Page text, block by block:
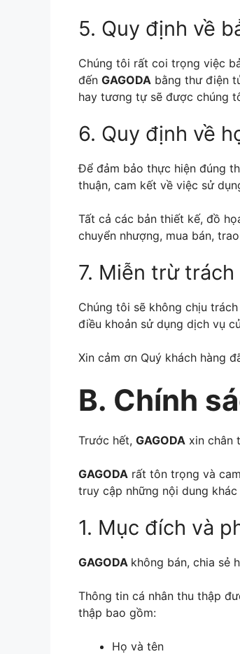
5. Quy định về
Chúng tôi rất coi trọng việc
đến GAGODA bằng thư điện
hay tương tự sẽ được chúng
6. Quy định về
Để đảm bảo thực hiện đúng
thuận, cam kết về việc sử
Tất cả các bản thiết kế, đồ
chuyển nhượng, mua bán,
7. Miễn trừ
Chúng tôi sẽ không chịu
điều khoản sử dụng dịch vụ
Xin cảm ơn Quý khách hàng
B. Chính
Trước hết, GAGODA xin chân
GAGODA rất tôn trọng và
truy cập những nội dung
1. Mục đích và
GAGODA không bán, chia sẻ
Thông tin cá nhân thu thập
thập bao gồm:
Họ và tên